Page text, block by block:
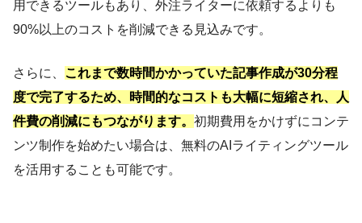
用できるツールもあり、外注ライターに依頼するよりも
90%以上のコストを削減できる見込みです。
さらに、 これまで数時間かかっていた記事作成が30分程
度で完了するため、時間的なコストも大幅に短縮され、人
件費の削減にもつながります。 初期費用をかけずにコンテ
ンツ制作を始めたい場合は、無料のAIライティングツール
を活用することも可能です。